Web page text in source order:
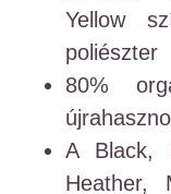
Yellow
poliészter
80%
A Black,
Heather,